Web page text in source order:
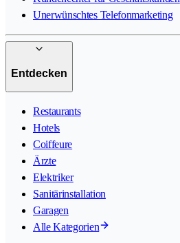
Unerwünschtes Telefonmarketing
Entdecken
Restaurants
Hotels
Coiffeure
Ärzte
Elektriker
Sanitärinstallation
Garagen
Alle Kategorien